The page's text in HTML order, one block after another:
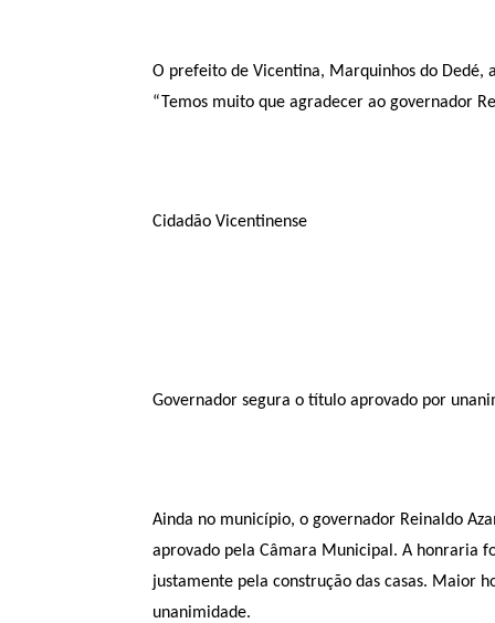
O prefeito de Vicentina, Marquinhos do
“Temos muito que agradecer ao governador
Cidadão Vicentinense
Governador segura o título aprovado por
Ainda no município, o governador Reinaldo
aprovado pela Câmara Municipal. A honraria
justamente pela construção das casas. Maior
unanimidade.